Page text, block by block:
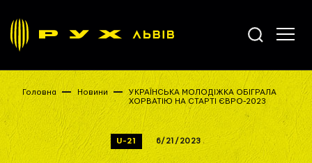
Головна Новини
УКРАЇНСЬКА МОЛОДІЖКА ОБІГРАЛА
ХОРВАТІЮ НА СТАРТІ ЄВРО-2023
U-21 6/21/2023